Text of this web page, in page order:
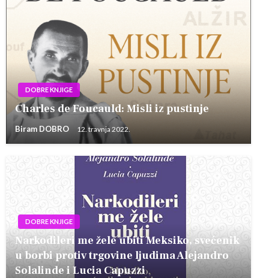
DOBRE KNJIGE
Charles de Foucauld: Misli iz pustinje
Biram DOBRO 12. travnja 2022.
DOBRE KNJIGE
Narkodileri me žele ubiti Meksiko, svećenik
u borbi protiv trgovine ljudima Alejandro
Solalinde i Lucia Capuzzi